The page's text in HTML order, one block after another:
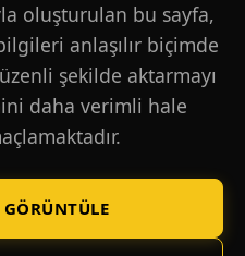
oluşturulan bu sayfa,
anlaşılır biçimde
şekilde aktarmayı
daha verimli hale